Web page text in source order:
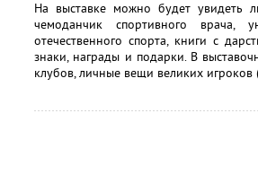
На выставке можно будет увидеть
чемоданчик спортивного врача,
отечественного спорта, книги с
знаки, награды и подарки. В
клубов, личные вещи великих игроков